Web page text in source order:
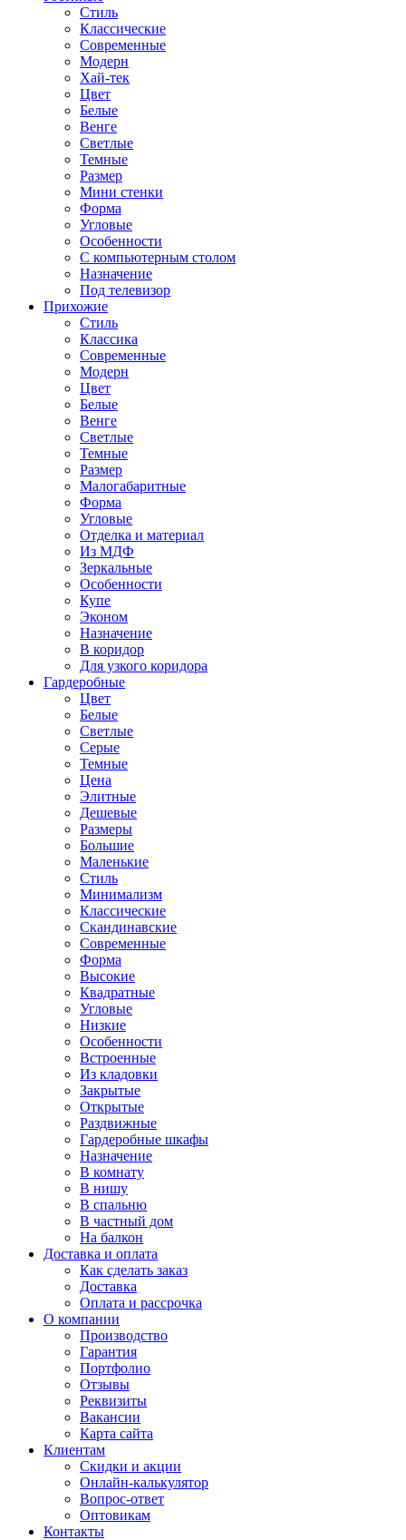
Стиль
Классические
Современные
Модерн
Хай-тек
Цвет
Белые
Венге
Светлые
Темные
Размер
Мини стенки
Форма
Угловые
Особенности
С компьютерным столом
Назначение
Под телевизор
Прихожие
Стиль
Классика
Современные
Модерн
Цвет
Белые
Венге
Светлые
Темные
Размер
Малогабаритные
Форма
Угловые
Отделка и материал
Из МДФ
Зеркальные
Особенности
Купе
Эконом
Назначение
В коридор
Для узкого коридора
Гардеробные
Цвет
Белые
Светлые
Серые
Темные
Цена
Элитные
Дешевые
Размеры
Большие
Маленькие
Стиль
Минимализм
Классические
Скандинавские
Современные
Форма
Высокие
Квадратные
Угловые
Низкие
Особенности
Встроенные
Из кладовки
Закрытые
Открытые
Раздвижные
Гардеробные шкафы
Назначение
В комнату
В нишу
В спальню
В частный дом
На балкон
Доставка и оплата
Как сделать заказ
Доставка
Оплата и рассрочка
О компании
Производство
Гарантия
Портфолио
Отзывы
Реквизиты
Вакансии
Карта сайта
Клиентам
Скидки и акции
Онлайн-калькулятор
Вопрос-ответ
Оптовикам
Контакты